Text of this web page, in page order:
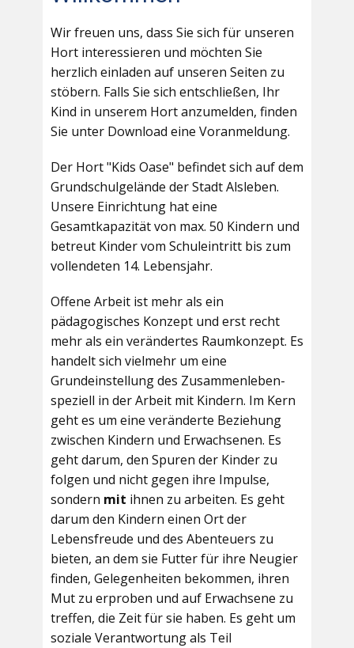
Wir freuen uns, dass Sie sich für unseren
Hort interessieren und möchten Sie
herzlich einladen auf unseren Seiten zu
stöbern. Falls Sie sich entschließen, Ihr
Kind in unserem Hort anzumelden, finden
Sie unter Download eine Voranmeldung.
Der Hort "Kids Oase" befindet sich auf dem
Grundschulgelände der Stadt Alsleben.
Unsere Einrichtung hat eine
Gesamtkapazität von max. 50 Kindern und
betreut Kinder vom Schuleintritt bis zum
vollendeten 14. Lebensjahr.
Offene Arbeit ist mehr als ein
pädagogisches Konzept und erst recht
mehr als ein verändertes Raumkonzept. Es
handelt sich vielmehr um eine
Grundeinstellung des Zusammenleben-
speziell in der Arbeit mit Kindern. Im Kern
geht es um eine veränderte Beziehung
zwischen Kindern und Erwachsenen. Es
geht darum, den Spuren der Kinder zu
folgen und nicht gegen ihre Impulse,
sondern mit ihnen zu arbeiten. Es geht
darum den Kindern einen Ort der
Lebensfreude und des Abenteuers zu
bieten, an dem sie Futter für ihre Neugier
finden, Gelegenheiten bekommen, ihren
Mut zu erproben und auf Erwachsene zu
treffen, die Zeit für sie haben. Es geht um
soziale Verantwortung als Teil